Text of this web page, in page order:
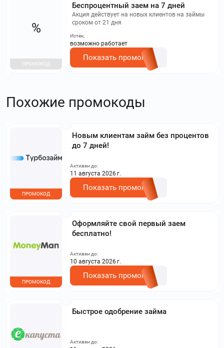
Беспроцентный заем на 7 дней
Акция действует на новых клиентов на займы
сроком от 21 дня
%
ПРОМОКОД
Истек,
возможно работает
Показать промокод
Похожие промокоды
Новым клиентам займ без процентов
до 7 дней!
ПРОМОКОД
Активен до:
11 августа 2026 г.
Показать промокод
Оформляйте свой первый заем
бесплатно!
ПРОМОКОД
Активен до:
10 августа 2026 г.
Показать промокод
Быстрое одобрение займа
Активен до: